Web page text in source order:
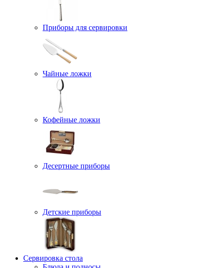
Приборы для сервировки
Чайные ложки
Кофейные ложки
Десертные приборы
Детские приборы
Сервировка стола